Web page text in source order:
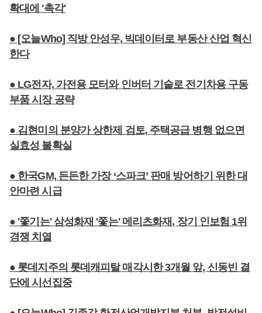
확대에 '촉각'
● [오늘Who] 직방 안성우, 빅데이터로 부동산 산업 혁신
한다
● LG전자, 가전용 모터와 인버터 기술로 전기차용 구동
부품 시장 공략
● 김현미의 분양가 상한제 검토, 주택공급 병행 없으면
실효성 불확실
● 한국GM, 든든한 가장 ‘스파크’ 판매 방어하기 위한 대
안마련 시급
● '쫓기는' 삼성화재 '쫓는' 메리츠화재, 장기 인보험 1위
경쟁 치열
● 롯데지주의 롯데캐피탈 매각시한 3개월 앞, 신동빈 결
단에 시선집중